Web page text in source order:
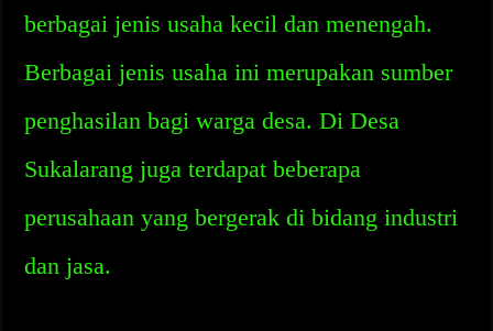
berbagai jenis usaha kecil dan menengah.
Berbagai jenis usaha ini merupakan sumber
penghasilan bagi warga desa. Di Desa
Sukalarang juga terdapat beberapa
perusahaan yang bergerak di bidang industri
dan jasa.